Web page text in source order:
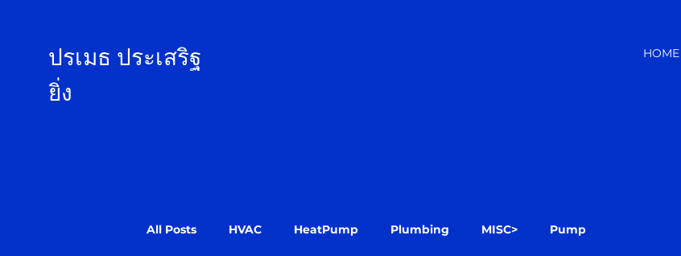
ปรเมธ ประเสริฐ
ยิ่ง
HOME
All Posts HVAC HeatPump Plumbing MISC> Pump